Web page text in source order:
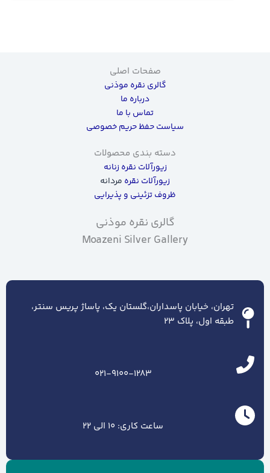
صفحات اصلی
گالری نقره موذنی
درباره ما
تماس با ما
سیاست حفظ حریم خصوصی
دسته بندی محصولات
زیورآلات نقره زنانه
زیورآلات نقره مردانه
ظروف تزئینی و پذیرایی
گالری نقره موذنی
Moazeni Silver Gallery
تهران، خیابان پاسداران،گلستان یک، پاساژ پریس سنتر،
طبقه اول، پلاک ۲۳
021-9100-1283
ساعت کاری: 10 الی 22